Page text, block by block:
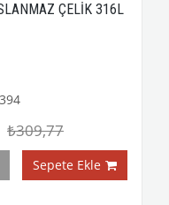
ÇELİK 316L
SİYAH
₺309,77
Sepete Ekle